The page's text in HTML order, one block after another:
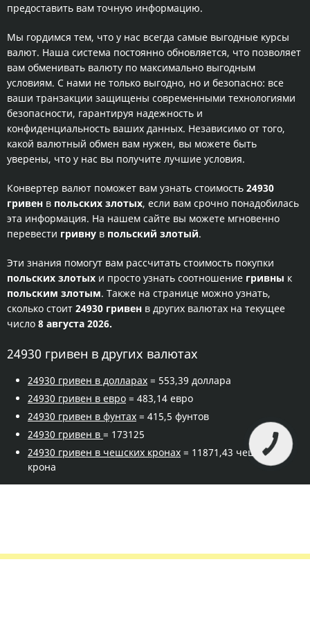
предоставить вам точную информацию.
Мы гордимся тем, что у нас всегда самые выгодные курсы
валют. Наша система постоянно обновляется, что позволяет
вам обменивать валюту по максимально выгодным
условиям. С нами не только выгодно, но и безопасно: все
ваши транзакции защищены современными технологиями
безопасности, гарантируя надежность и
конфиденциальность ваших данных. Независимо от того,
какой валютный обмен вам нужен, вы можете быть
уверены, что у нас вы получите лучшие условия.
Конвертер валют поможет вам узнать стоимость 24930
гривен в польских злотых, если вам срочно понадобилась
эта информация. На нашем сайте вы можете мгновенно
перевести гривну в польский злотый.
Эти знания помогут вам рассчитать стоимость покупки
польских злотых и просто узнать соотношение гривны к
польским злотым. Также на странице можно узнать,
сколько стоит 24930 гривен в других валютах на текущее
число 8 августа 2026.
24930 гривен в других валютах
24930 гривен в долларах = 553,39 доллара
24930 гривен в евро = 483,14 евро
24930 гривен в фунтах = 415,5 фунтов
24930 гривен в = 173125
24930 гривен в чешских кронах = 11871,43 чешская
крона